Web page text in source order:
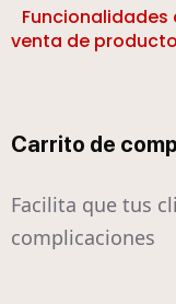
venta de
Carrito de
Facilita que tus
complicaciones